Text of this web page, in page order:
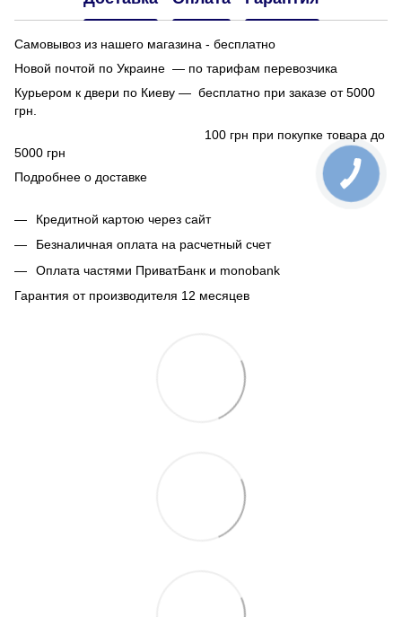
Самовывоз из нашего магазина - бесплатно
Новой почтой по Украине — по тарифам перевозчика
Курьером к двери по Киеву — бесплатно при заказе от 5000
грн.
100 грн при покупке товара до
5000 грн
Подробнее о доставке
Кредитной картою через сайт
Безналичная оплата на расчетный счет
Оплата частями ПриватБанк и monobank
Гарантия от производителя 12 месяцев